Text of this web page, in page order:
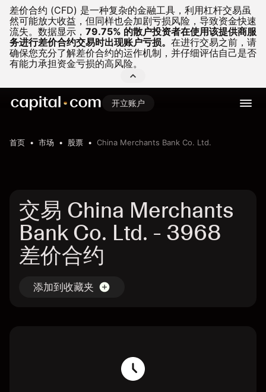
差价合约 (CFD) 是一种复杂的金融工具，利用杠杆交易虽
然可能放大收益，但同样也会加剧亏损风险，导致资金快速
流失。 数据显示， 79.75% 的散户投资者在使用该提供商服
务进行差价合约交易时出现账户亏损。 在进行交易之前，请
确保您充分了解差价合约的运作机制，并仔细评估自己是否
有能力承担资金亏损的高风险。
开立账户
首页 市场 股票 China Merchants Bank Co. Ltd.
交易 China Merchants
Bank Co. Ltd. - 3968
差价合约
添加到收藏夹